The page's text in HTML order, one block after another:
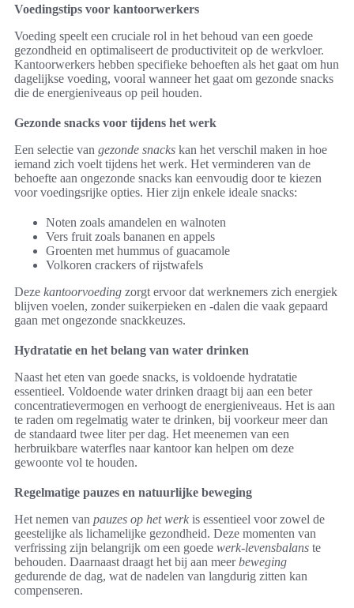
Voedingstips voor kantoorwerkers
Voeding speelt een cruciale rol in het behoud van een goede
gezondheid en optimaliseert de productiviteit op de werkvloer.
Kantoorwerkers hebben specifieke behoeften als het gaat om hun
dagelijkse voeding, vooral wanneer het gaat om gezonde snacks
die de energieniveaus op peil houden.
Gezonde snacks voor tijdens het werk
Een selectie van gezonde snacks kan het verschil maken in hoe
iemand zich voelt tijdens het werk. Het verminderen van de
behoefte aan ongezonde snacks kan eenvoudig door te kiezen
voor voedingsrijke opties. Hier zijn enkele ideale snacks:
Noten zoals amandelen en walnoten
Vers fruit zoals bananen en appels
Groenten met hummus of guacamole
Volkoren crackers of rijstwafels
Deze kantoorvoeding zorgt ervoor dat werknemers zich energiek
blijven voelen, zonder suikerpieken en -dalen die vaak gepaard
gaan met ongezonde snackkeuzes.
Hydratatie en het belang van water drinken
Naast het eten van goede snacks, is voldoende hydratatie
essentieel. Voldoende water drinken draagt bij aan een beter
concentratievermogen en verhoogt de energieniveaus. Het is aan
te raden om regelmatig water te drinken, bij voorkeur meer dan
de standaard twee liter per dag. Het meenemen van een
herbruikbare waterfles naar kantoor kan helpen om deze
gewoonte vol te houden.
Regelmatige pauzes en natuurlijke beweging
Het nemen van pauzes op het werk is essentieel voor zowel de
geestelijke als lichamelijke gezondheid. Deze momenten van
verfrissing zijn belangrijk om een goede werk-levensbalans te
behouden. Daarnaast draagt het bij aan meerbeweging
gedurende de dag, wat de nadelen van langdurig zitten kan
compenseren.